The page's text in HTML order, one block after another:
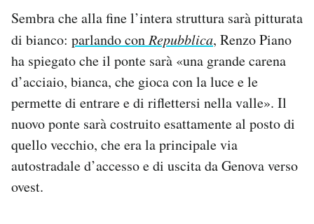
Sembra che alla fine l’intera struttura sarà pitturata
di bianco: parlando conRepubblica, Renzo Piano
ha spiegato che il ponte sarà «una grande carena
d’acciaio, bianca, che gioca con la luce e le
permette di entrare e di riflettersi nella valle». Il
nuovo ponte sarà costruito esattamente al posto di
quello vecchio, che era la principale via
autostradale d’accesso e di uscita da Genova verso
ovest.